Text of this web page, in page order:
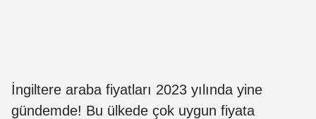
İngiltere araba fiyatları 2023 yılında yine
gündemde! Bu ülkede çok uygun fiyata